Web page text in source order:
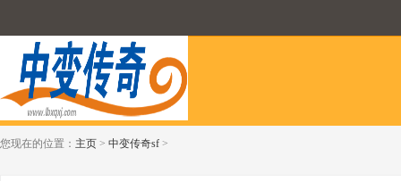
您现在的位置： 主页 > 中变传奇sf >